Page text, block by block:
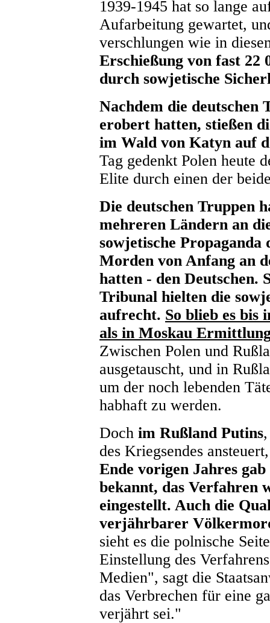
1939-1945 hat so lange
Aufarbeitung gewartet,
verschlungen wie in
Erschießung von fast 22
durch sowjetische
Nachdem die deutschen
erobert hatten, stießen
im Wald von Katyn auf
Tag gedenkt Polen heute
Elite durch einen der
Die deutschen Truppen
mehreren Ländern an
sowjetische Propaganda
Morden von Anfang an
hatten - den Deutschen.
Tribunal hielten die
aufrecht. So blieb es bis
als in Moskau
Zwischen Polen und
ausgetauscht, und in
um der noch lebenden
habhaft zu werden.
Doch im Rußland Putins
des Kriegsendes
Ende vorigen Jahres
bekannt, das Verfahren
eingestellt. Auch die
verjährbarer
sieht es die polnische
Einstellung des
Medien", sagt die
das Verbrechen für eine
verjährt sei."